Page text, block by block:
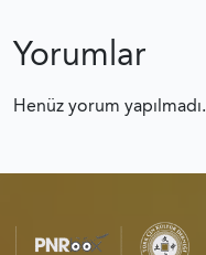
Yorumlar
Henüz yorum yapılmadı.